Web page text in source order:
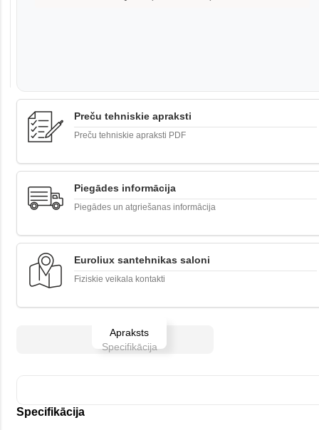
Preču tehniskie apraksti
Preču tehniskie apraksti PDF
Piegādes informācija
Piegādes un atgriešanas informācija
Euroliux santehnikas saloni
Fiziskie veikala kontakti
Apraksts
Specifikācija
Specifikācija